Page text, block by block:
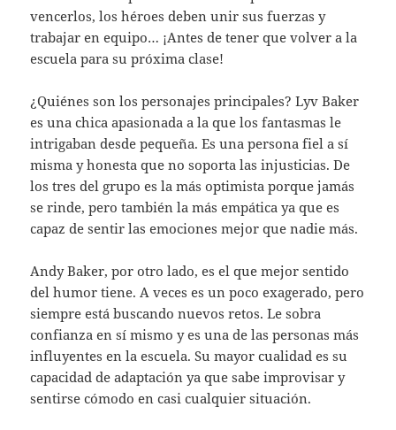
vencerlos, los héroes deben unir sus fuerzas y
trabajar en equipo… ¡Antes de tener que volver a la
escuela para su próxima clase!
¿Quiénes son los personajes principales? Lyv Baker
es una chica apasionada a la que los fantasmas le
intrigaban desde pequeña. Es una persona fiel a sí
misma y honesta que no soporta las injusticias. De
los tres del grupo es la más optimista porque jamás
se rinde, pero también la más empática ya que es
capaz de sentir las emociones mejor que nadie más.
Andy Baker, por otro lado, es el que mejor sentido
del humor tiene. A veces es un poco exagerado, pero
siempre está buscando nuevos retos. Le sobra
confianza en sí mismo y es una de las personas más
influyentes en la escuela. Su mayor cualidad es su
capacidad de adaptación ya que sabe improvisar y
sentirse cómodo en casi cualquier situación.